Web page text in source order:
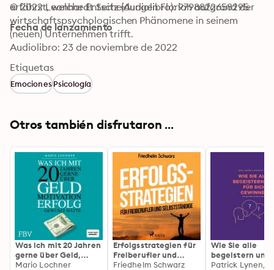
erfährst, welche Entscheidungen Florian aufgrund der
wirtschaftspsychologischen Phänomene in seinem
© 2022 Leonhardt Seitz (Audiolibro): 9798822658295
Fecha de lanzamiento
Audiolibro: 23 de noviembre de 2022
Etiquetas
EmocionesPsicología
Otros también disfrutaron ...
Was ich mit 20 Jahren
gerne über Geld,
Motivation, Erfolg
Mario Lochner
Erfolgsstrategien für
Freiberufler und
Selbstständige
Friedhelm Schwarz
Wie Sie alle
begeistern und
sich gewinnen: